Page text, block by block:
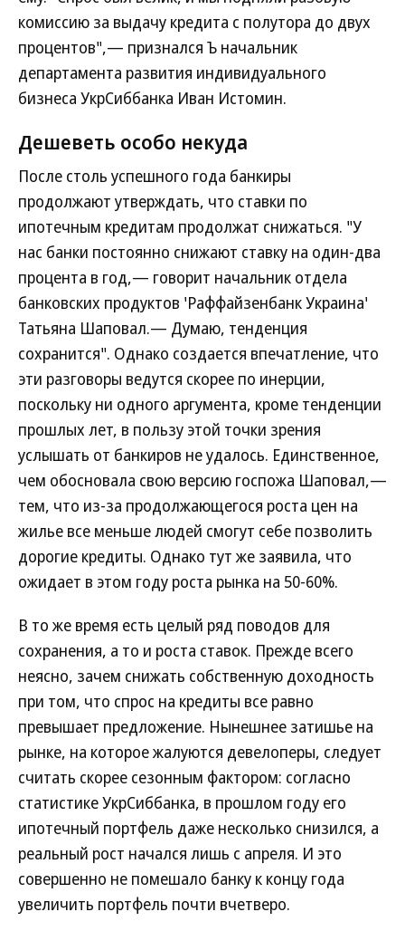
комиссию за выдачу кредита с полутора до двух
процентов",— признался Ъ начальник
департамента развития индивидуального
бизнеса УкрСиббанка Иван Истомин.
Дешеветь особо некуда
После столь успешного года банкиры
продолжают утверждать, что ставки по
ипотечным кредитам продолжат снижаться. "У
нас банки постоянно снижают ставку на один-два
процента в год,— говорит начальник отдела
банковских продуктов 'Раффайзенбанк Украина'
Татьяна Шаповал.— Думаю, тенденция
сохранится". Однако создается впечатление, что
эти разговоры ведутся скорее по инерции,
поскольку ни одного аргумента, кроме тенденции
прошлых лет, в пользу этой точки зрения
услышать от банкиров не удалось. Единственное,
чем обосновала свою версию госпожа Шаповал,—
тем, что из-за продолжающегося роста цен на
жилье все меньше людей смогут себе позволить
дорогие кредиты. Однако тут же заявила, что
ожидает в этом году роста рынка на 50-60%.
В то же время есть целый ряд поводов для
сохранения, а то и роста ставок. Прежде всего
неясно, зачем снижать собственную доходность
при том, что спрос на кредиты все равно
превышает предложение. Нынешнее затишье на
рынке, на которое жалуются девелоперы, следует
считать скорее сезонным фактором: согласно
статистике УкрСиббанка, в прошлом году его
ипотечный портфель даже несколько снизился, а
реальный рост начался лишь с апреля. И это
совершенно не помешало банку к концу года
увеличить портфель почти вчетверо.